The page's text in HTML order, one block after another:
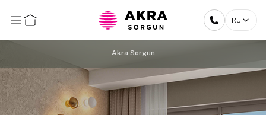
RU
Akra Sorgun